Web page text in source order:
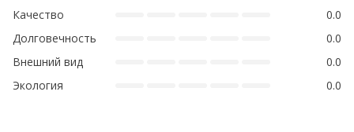
Качество
0.0
Долговечность
0.0
Внешний вид
0.0
Экология
0.0